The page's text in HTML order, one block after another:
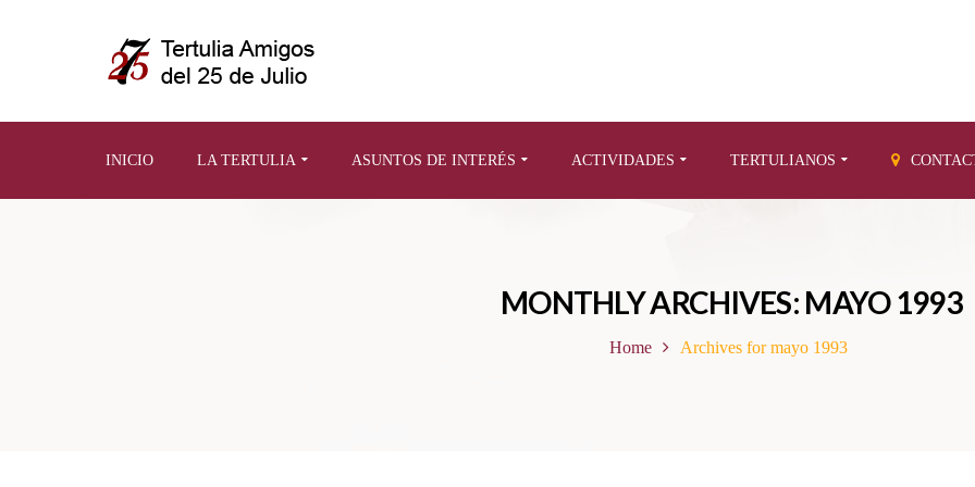
INICIO LA TERTULIA ASUNTOS DE INTERÉS ACTIVIDADES TERTULIANOS
MONTHLY ARCHIVES: MAYO 1993
Home Archives for mayo 1993